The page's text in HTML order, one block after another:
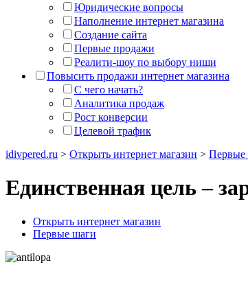
Юридические вопросы
Наполнение интернет магазина
Создание сайта
Первые продажи
Реалити-шоу по выбору ниши
Повысить продажи интернет магазина
С чего начать?
Аналитика продаж
Рост конверсии
Целевой трафик
idivpered.ru > Открыть интернет магазин > Первые
Единственная цель –
Открыть интернет магазин
Первые шаги